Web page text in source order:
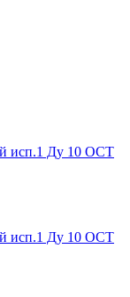
исп.1 Ду 10 ОСТ
исп.1 Ду 10 ОСТ